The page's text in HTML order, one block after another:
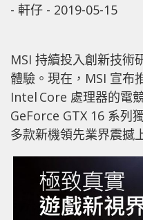
- 軒仔 - 2019-05-15
MSI 持續投入創新技術
體驗。現在，MSI 宣布
Intel Core 處理器的電
GeForce GTX 16 系列
多款新機領先業界震撼